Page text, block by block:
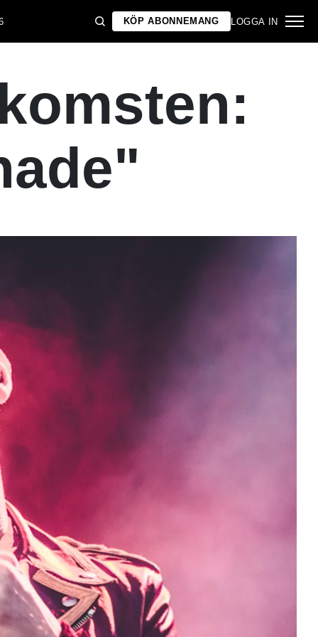
KÖP ABONNEMANG LOGGA IN